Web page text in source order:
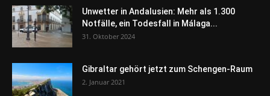
Unwetter in Andalusien: Mehr als 1.300
Notfälle, ein Todesfall in Málaga...
31. Oktober 2024
Gibraltar gehört jetzt zum Schengen-Raum
2. Januar 2021